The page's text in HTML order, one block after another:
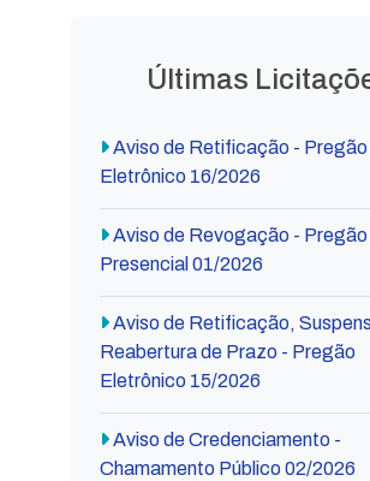
Últimas
Aviso de Retificação - Pregão
Eletrônico 16/2026
Aviso de Revogação - Pregão
Presencial 01/2026
Aviso de Retificação,
Reabertura de Prazo - Pregão
Eletrônico 15/2026
Aviso de Credenciamento -
Chamamento Público 02/2026